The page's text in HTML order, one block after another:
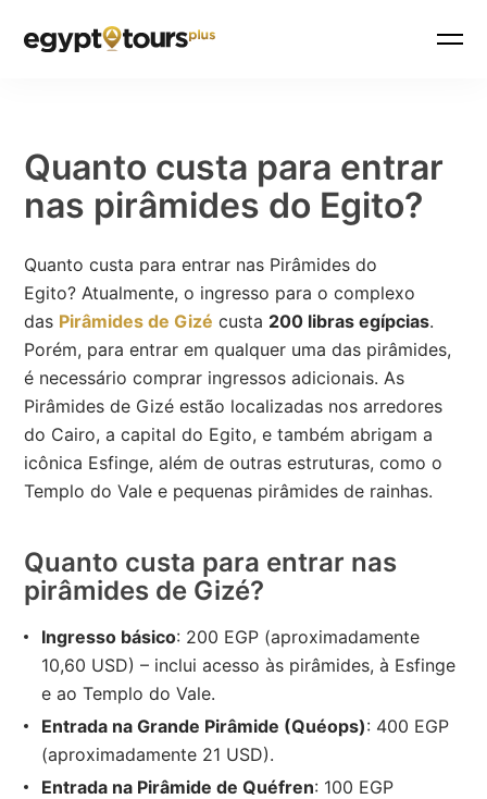
Quanto custa para entrar
nas pirâmides do Egito?
Quanto custa para entrar nas Pirâmides do
Egito? Atualmente, o ingresso para o complexo
das Pirâmides de Gizé custa 200 libras egípcias.
Porém, para entrar em qualquer uma das pirâmides,
é necessário comprar ingressos adicionais. As
Pirâmides de Gizé estão localizadas nos arredores
do Cairo, a capital do Egito, e também abrigam a
icônica Esfinge, além de outras estruturas, como o
Templo do Vale e pequenas pirâmides de rainhas.
Quanto custa para entrar nas
pirâmides de Gizé?
Ingresso básico: 200 EGP (aproximadamente
10,60 USD) – inclui acesso às pirâmides, à Esfinge
e ao Templo do Vale.
Entrada na Grande Pirâmide (Quéops): 400 EGP
(aproximadamente 21 USD).
Entrada na Pirâmide de Quéfren: 100 EGP